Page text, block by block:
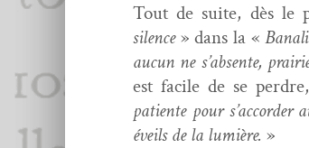
Tout de suite, dès le
silence» dans la «
aucun ne s’ab­sente,
est facile de se
patiente pour s’ac­corder
éveils de la lumière. »